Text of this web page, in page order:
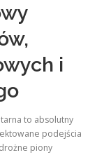
i
to absolutny
podejścia
piony